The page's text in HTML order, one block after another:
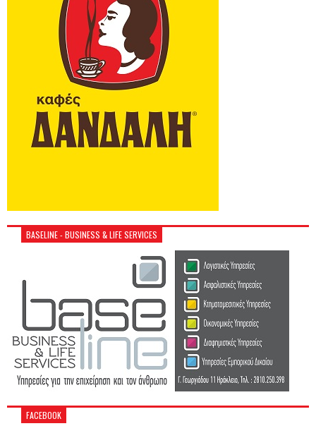
BASELINE - BUSINESS & LIFE SERVICES
FACEBOOK